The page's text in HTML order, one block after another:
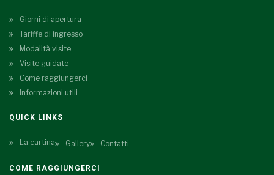
Giorni di apertura
Tariffe di ingresso
Modalità visite
Visite guidate
Come raggiungerci
Informazioni utili
QUICK LINKS
La cartina Gallery Contatti
COME RAGGIUNGERCI